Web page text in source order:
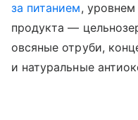
за питанием,
продукта —
овсяные отруби,
и натуральные